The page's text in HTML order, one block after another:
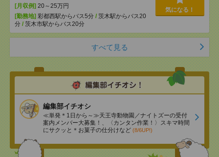
[月収例] 20～25万円
[勤務地] 彩都西駅からバス5分 / 茨木駅からバス20
分 / 茨木市駅からバス20分
気になる！
すべて見る
編集部イチオシ
≪単発＊1日から～≫天王寺動物園／ナイトズーの受付
案内メンバー大募集！、〈カンタン作業！〉スキマ時間
にサクッと＊お菓子の仕分けなど (8/6UP!)